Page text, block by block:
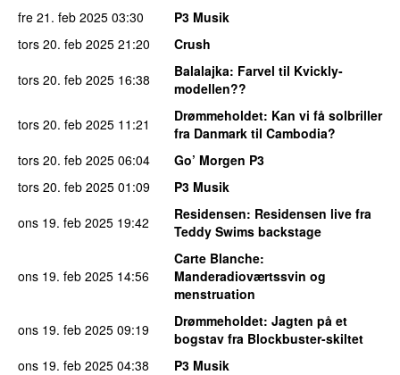
fre 21. feb 2025 03:30
P3 Musik
tors 20. feb 2025 21:20
Crush
tors 20. feb 2025 16:38 Balalajka: Farvel til Kvickly-
modellen??
tors 20. feb 2025 11:21 Drømmeholdet: Kan vi få solbriller
fra Danmark til Cambodia?
tors 20. feb 2025 06:04
Go’ Morgen P3
tors 20. feb 2025 01:09
P3 Musik
ons 19. feb 2025 19:42 Residensen: Residensen live fra
Teddy Swims backstage
ons 19. feb 2025 14:56
Carte Blanche:
Manderadioværtssvin og
menstruation
ons 19. feb 2025 09:19 Drømmeholdet: Jagten på et
bogstav fra Blockbuster-skiltet
ons 19. feb 2025 04:38
P3 Musik